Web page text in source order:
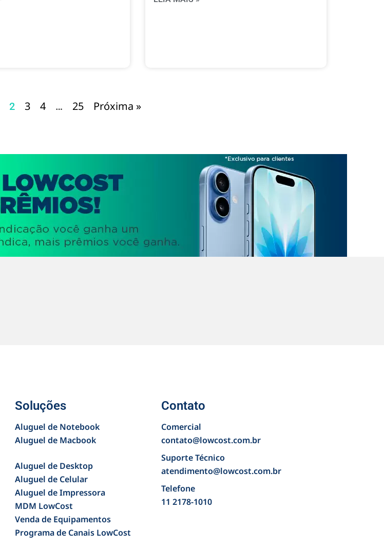
2 3 4 … 25 Próxima »
Soluções
Aluguel de Notebook
Aluguel de Macbook
Aluguel de Desktop
Aluguel de Celular
Aluguel de Impressora
MDM LowCost
Venda de Equipamentos
Programa de Canais LowCost
Contato
Comercial
contato@lowcost.com.br
Suporte Técnico
atendimento@lowcost.com.br
Telefone
11 2178-1010